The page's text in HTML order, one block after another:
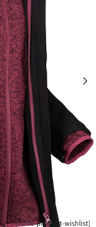
[node-product-wishlist]